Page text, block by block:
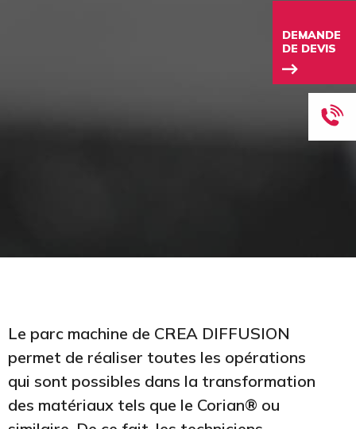
DEMANDE
DE DEVIS
Le parc machine de CREA DIFFUSION
permet de réaliser toutes les opérations
qui sont possibles dans la transformation
des matériaux tels que le Corian® ou